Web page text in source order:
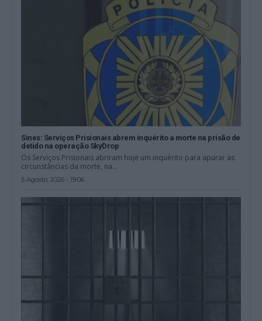
Sines: Serviços Prisionais abrem inquérito a morte na prisão de
detido na operação SkyDrop
Os Serviços Prisionais abriram hoje um inquérito para apurar as
circunstâncias da morte, na...
5 Agosto, 2026 - 19:06